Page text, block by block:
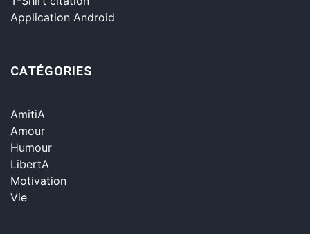
Application Android
CATÉGORIES
AmitiA
Amour
Humour
LibertA
Motivation
Vie